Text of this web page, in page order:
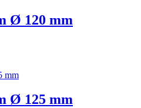
Ø 120 mm
Ø 125 mm